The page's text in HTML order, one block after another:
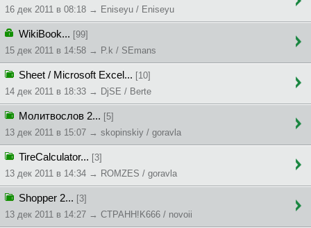
16 дек 2011 в 08:18 → Eniseyu / Eniseyu
WikiBook... [99]
15 дек 2011 в 14:58 → P.k / SEmans
Sheet / Microsoft Excel... [10]
14 дек 2011 в 18:33 → DjSE / Berte
Молитвослов 2... [5]
13 дек 2011 в 15:07 → skopinskiy / goravla
TireCalculator... [3]
13 дек 2011 в 14:34 → ROMZES / goravla
Shopper 2... [3]
13 дек 2011 в 14:27 → CTPAHH!K666 / novoii